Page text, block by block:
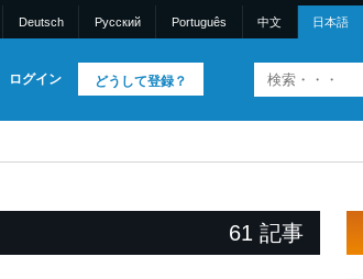
Deutsch Pусский Português 中文 日本語
どうして登録？
ログイン
61 記事